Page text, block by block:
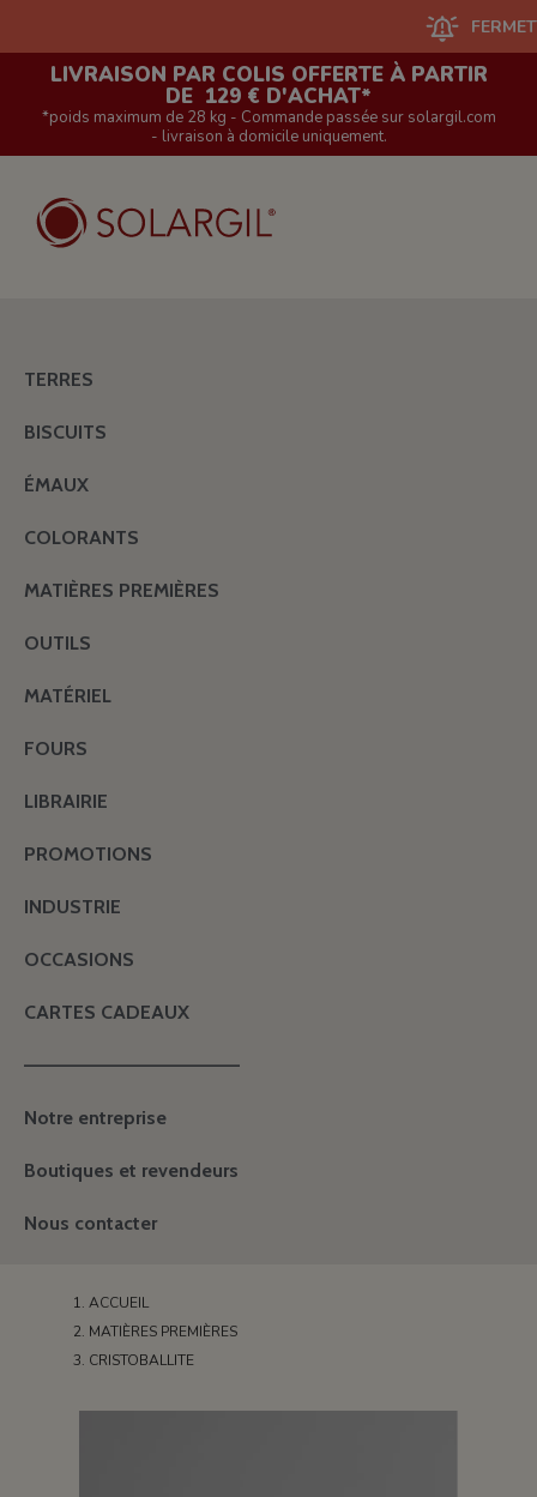
FERMETURE
LIVRAISON PAR COLIS OFFERTE À PARTIR
DE 129 € D'ACHAT*
*poids maximum de 28 kg - Commande passée sur solargil.com
- livraison à domicile uniquement.
TERRES
BISCUITS
ÉMAUX
COLORANTS
MATIÈRES PREMIÈRES
OUTILS
MATÉRIEL
FOURS
LIBRAIRIE
PROMOTIONS
INDUSTRIE
OCCASIONS
CARTES CADEAUX
———————————————
Notre entreprise
Boutiques et revendeurs
Nous contacter
ACCUEIL
MATIÈRES PREMIÈRES
CRISTOBALLITE